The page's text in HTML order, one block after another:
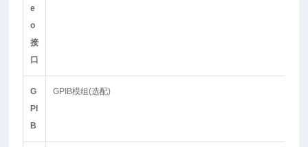
e
o
接
口
G
PI
B
GPIB模组(选配)